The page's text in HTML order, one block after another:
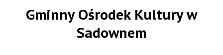
Gminny Ośrodek Kultury w
Sadownem